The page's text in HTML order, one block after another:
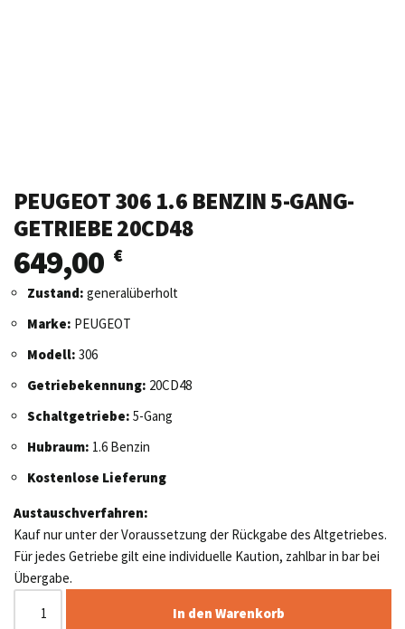
PEUGEOT 306 1.6 BENZIN 5-GANG-
GETRIEBE 20CD48
649,00 €
Zustand: generalüberholt
Marke: PEUGEOT
Modell: 306
Getriebekennung: 20CD48
Schaltgetriebe: 5-Gang
Hubraum: 1.6 Benzin
Kostenlose Lieferung
Austauschverfahren:
Kauf nur unter der Voraussetzung der Rückgabe des Altgetriebes.
Für jedes Getriebe gilt eine individuelle Kaution, zahlbar in bar bei
Übergabe.
In den Warenkorb